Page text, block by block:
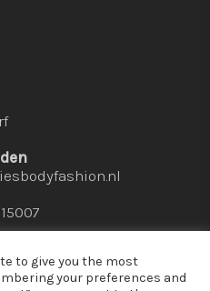
to give you the most
your preferences and